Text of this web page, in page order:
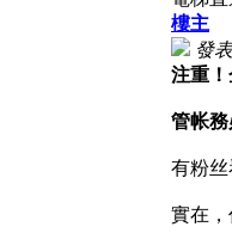
樓主
發
注重
管帐
有粉
實在